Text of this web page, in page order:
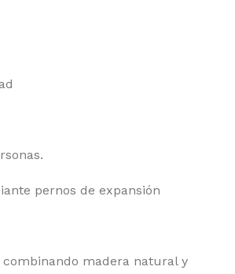
pernos de expansión
combinando madera natural y